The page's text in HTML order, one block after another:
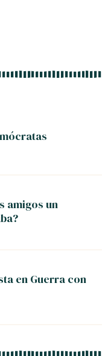
amigos un
en Guerra con